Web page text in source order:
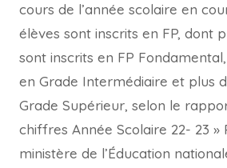
cours de l’année scolaire en
élèves sont inscrits en FP, dont
sont inscrits en FP
en Grade Intermédiaire et plus
Grade Supérieur, selon le
chiffres Année Scolaire 22- 23
ministère de l’Éducation